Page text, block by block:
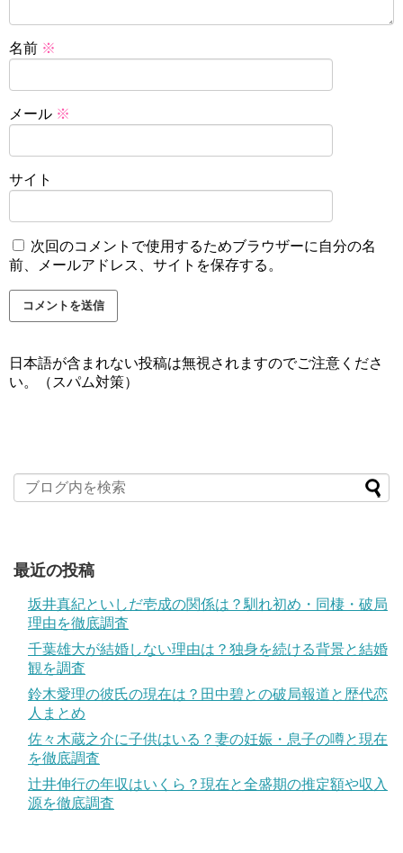
名前 ※
メール ※
サイト
次回のコメントで使用するためブラウザーに自分の名
前、メールアドレス、サイトを保存する。
日本語が含まれない投稿は無視されますのでご注意くださ
い。（スパム対策）
最近の投稿
坂井真紀といしだ壱成の関係は？馴れ初め・同棲・破局
理由を徹底調査
千葉雄大が結婚しない理由は？独身を続ける背景と結婚
観を調査
鈴木愛理の彼氏の現在は？田中碧との破局報道と歴代恋
人まとめ
佐々木蔵之介に子供はいる？妻の妊娠・息子の噂と現在
を徹底調査
辻井伸行の年収はいくら？現在と全盛期の推定額や収入
源を徹底調査